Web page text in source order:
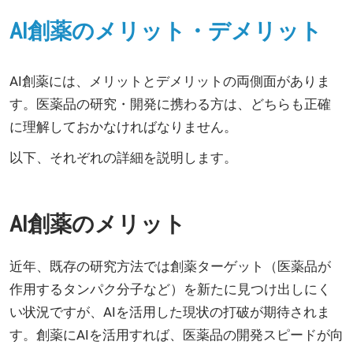
AI創薬のメリット・デメリット
AI創薬には、メリットとデメリットの両側面がありま
す。医薬品の研究・開発に携わる方は、どちらも正確
に理解しておかなければなりません。
以下、それぞれの詳細を説明します。
AI創薬のメリット
近年、既存の研究方法では創薬ターゲット（医薬品が
作用するタンパク分子など）を新たに見つけ出しにく
い状況ですが、AIを活用した現状の打破が期待されま
す。創薬にAIを活用すれば、医薬品の開発スピードが向